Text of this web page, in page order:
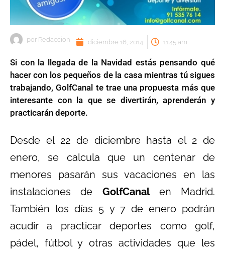
por Redaccion diciembre 16, 2014 11:45 am
Si con la llegada de la Navidad estás pensando qué
hacer con los pequeños de la casa mientras tú sigues
trabajando, GolfCanal te trae una propuesta más que
interesante con la que se divertirán, aprenderán y
practicarán deporte.
Desde el 22 de diciembre hasta el 2 de
enero, se calcula que un centenar de
menores pasarán sus vacaciones en las
instalaciones de GolfCanalen Madrid.
También los días 5 y 7 de enero podrán
acudir a practicar deportes como golf,
pádel, fútbol y otras actividades que les